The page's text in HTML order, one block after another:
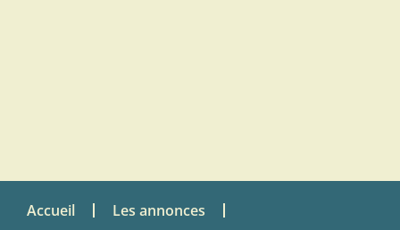
Accueil Les annonces